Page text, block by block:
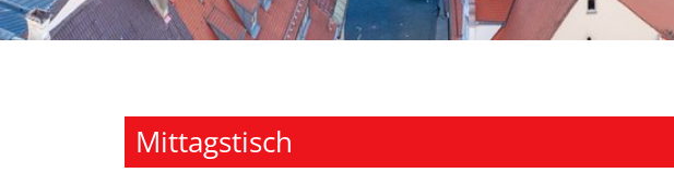
Mittagstisch